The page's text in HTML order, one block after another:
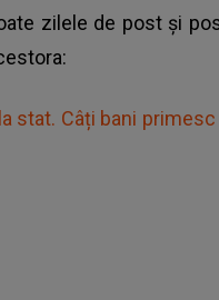
zilele de post și
stat. Câți bani